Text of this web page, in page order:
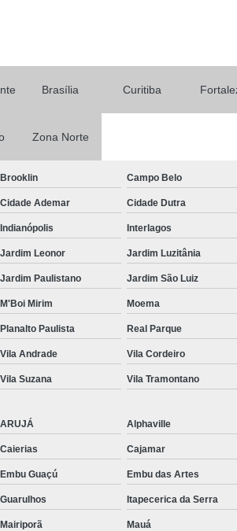
Mini Data
Mini Data Center Rack
Mobiliário
Mobiliário
Mobiliário Técnico
Mobiliário
Mobiliário
Mobiliário
Mobiliário
Rack de Ti Data Center
Rack Metálico de Ti
Rack
Rack Ti Parede
Rack Ti Suspenso
Rack
Brasília Curitiba
Zona Norte
Brooklin Campo Belo
Cidade Ademar Cidade Dutra
Indianópolis Interlagos
Jardim Leonor Jardim Luzitânia
Jardim Paulistano Jardim São Luiz
M'Boi Mirim Moema
Planalto Paulista Real Parque
Vila Andrade Vila Cordeiro
Vila Suzana Vila Tramontano
ARUJÁ Alphaville
Caierias Cajamar
Embu Guaçú Embu das Artes
Guarulhos Itapecerica da Serra
Mairiporã Mauá